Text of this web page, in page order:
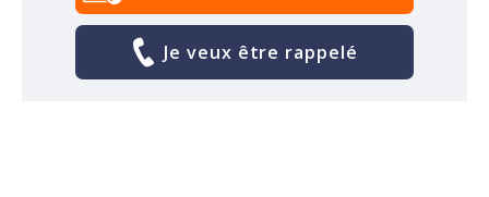
Je veux être rappelé